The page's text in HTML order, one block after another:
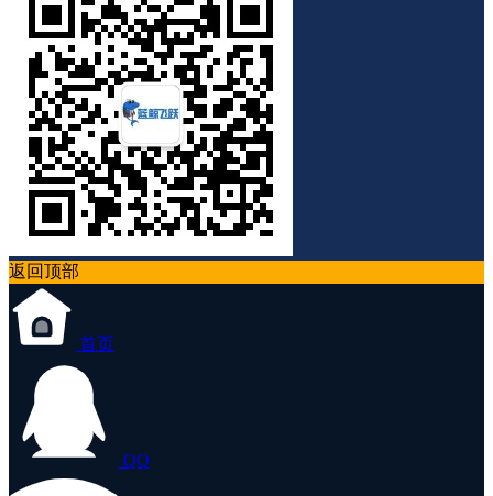
返回顶部
首页
QQ